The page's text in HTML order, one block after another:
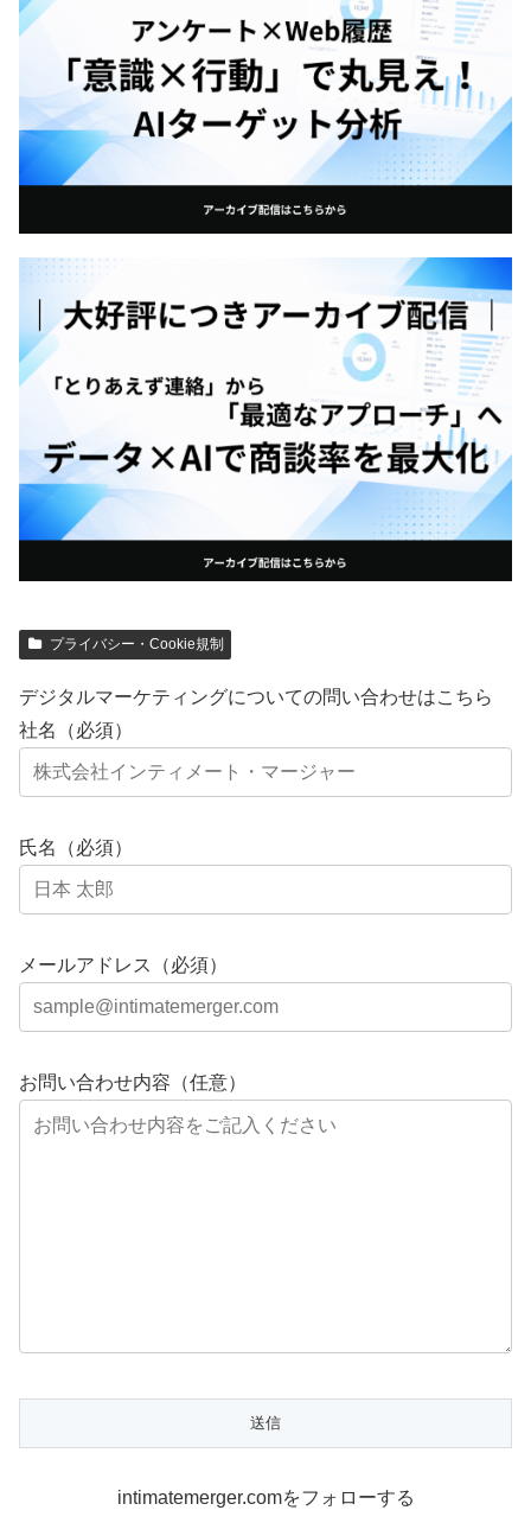
プライバシー・Cookie規制
デジタルマーケティングについての問い合わせはこちら
社名（必須）
氏名（必須）
メールアドレス（必須）
お問い合わせ内容（任意）
intimatemerger.comをフォローする